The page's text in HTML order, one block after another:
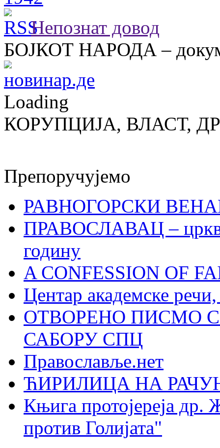
Непознат довод
БОЈКОТ НАРОДА –
Loading
КОРУПЦИЈА, ВЛАСТ,
Препоручујемо
РАВНОГОРСКИ
ПРАВОСЛАВАЦ –
годину
A CONFESSION OF
Центар академске
ОТВОРЕНО ПИСМО
САБОРУ СПЦ
Православље.нет
ЋИРИЛИЦА НА
Књига протојереја др.
против Голијата"